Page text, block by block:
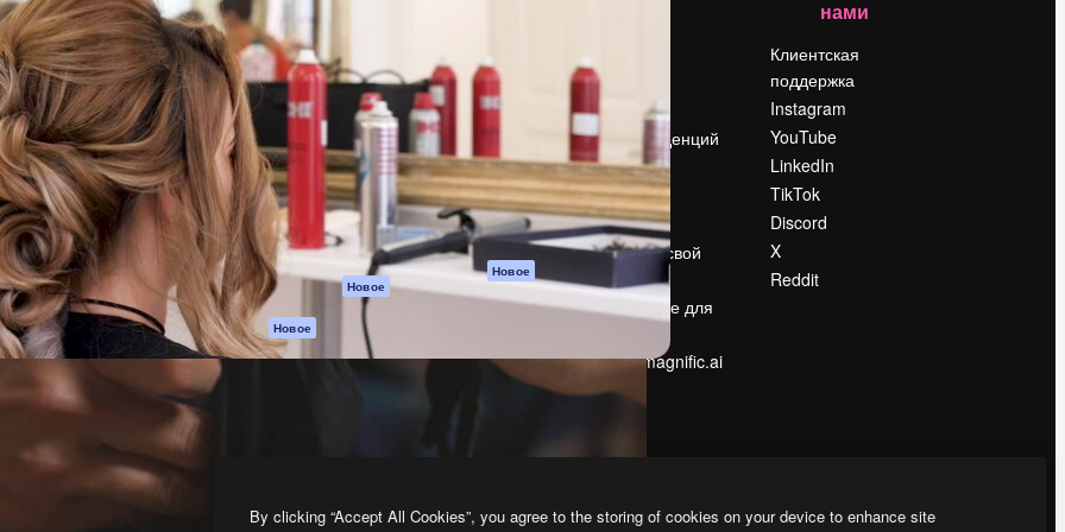
ИИ
для создания
Более 1 миллиона
креаторов,
и студий.
Spaces
ИИ-помощник
Генератор
изображений ИИ
Генератор видео
ИИ
Генератор голоса
на основе ИИ
Стоковый контент
MCP для
Claude/ChatGPT
Новое
Агенты Новое
API
Мобильное
Пакету ИИ
Служба
поддержки
Условия и
положения
Политика
конфиденциальности
Оригиналы Новое
Политика файлов
Центр доверия
Предприятие
Reviews
Вакансии
Поиск тенденций
Блог
События
Slidesgo
Продайте свой
контент
Помещение для
Ищете magnific.ai
нами
Клиентская
поддержка
Instagram
YouTube
LinkedIn
TikTok
Discord
X
Reddit
By clicking “Accept All Cookies”, you agree to the storing of cookies on your device to enhance site